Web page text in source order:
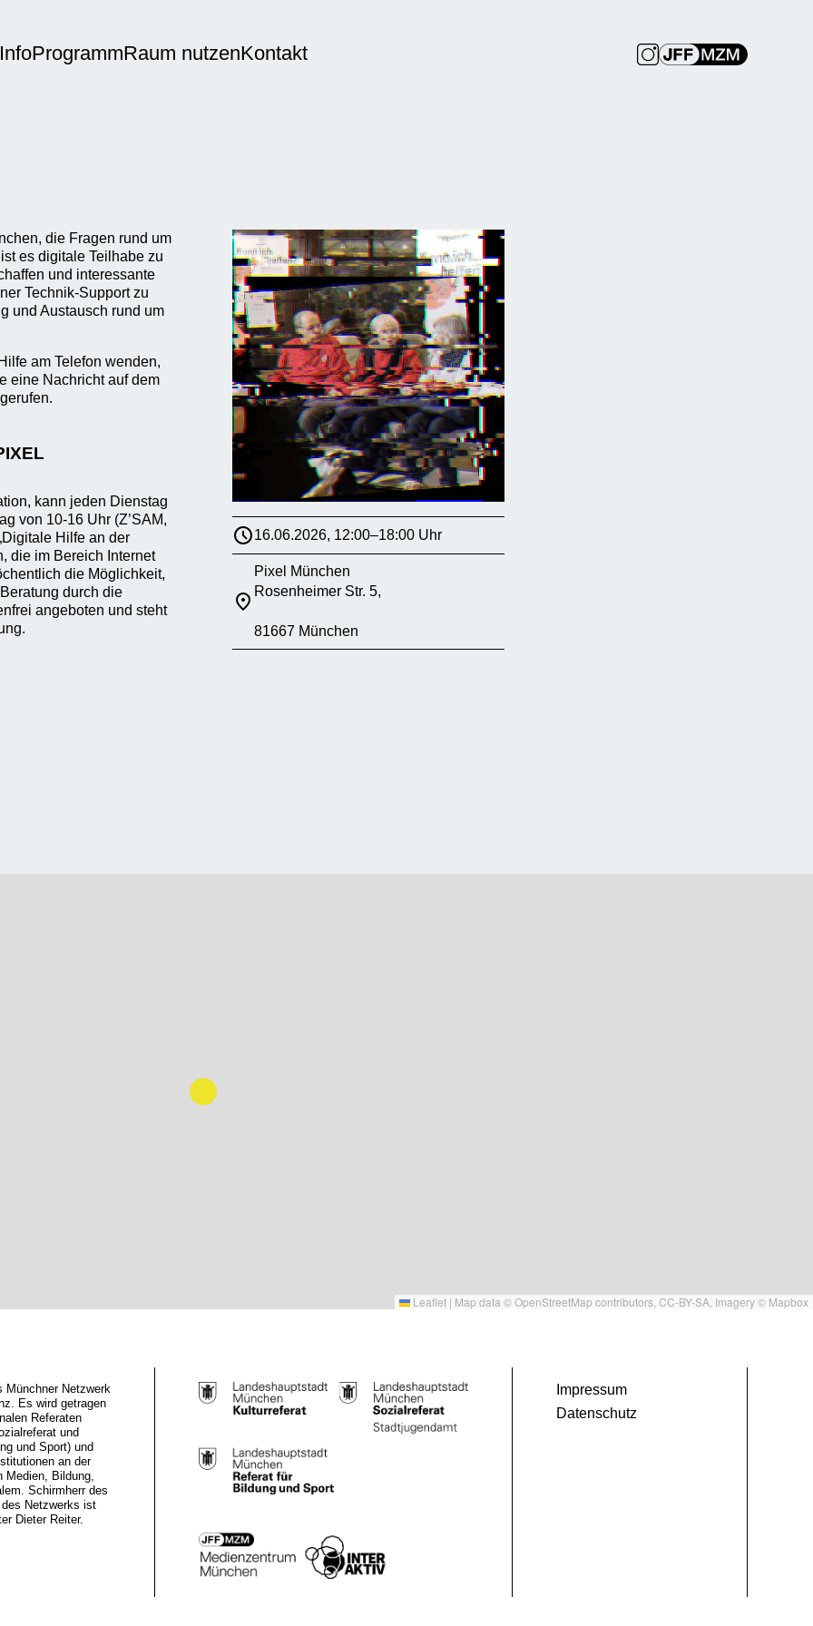
InfoProgrammRaum nutzenKontakt
die Fragen rund um
es digitale Teilhabe zu
und interessante
Technik-Support zu
und Austausch rund um
am Telefon wenden,
eine Nachricht auf dem
kann jeden Dienstag
von 10-16 Uhr (Z’SAM,
Hilfe an der
die im Bereich Internet
die Möglichkeit,
durch die
angeboten und steht
16.06.2026, 12:00–18:00 Uhr
Pixel München
Rosenheimer Str. 5,
81667 München
Leaflet | Map data ©OpenStreetMap contributors, CC-BY-SA , Imagery © Mapbox
Netzwerk
Es wird getragen
Referaten
und
und Sport) und
an der
Medien, Bildung,
Schirmherr des
Netzwerks ist
Dieter Reiter.
Impressum
Datenschutz